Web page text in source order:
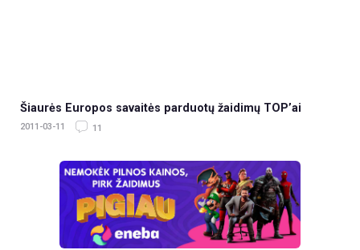
Šiaurės Europos savaitės parduotų žaidimų TOP’ai
2011-03-11 11